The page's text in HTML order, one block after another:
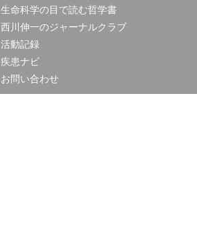
生命科学の目で読む哲学書
西川伸一のジャーナルクラブ
活動記録
疾患ナビ
お問い合わせ